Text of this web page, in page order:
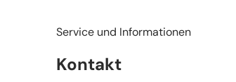
Service und Informationen
Kontakt